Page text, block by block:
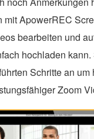
mit ApowerREC
bearbeiten und
hochladen
Schritte an um
Zoom